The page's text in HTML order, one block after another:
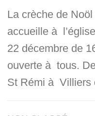
La crèche de
accueille à
22 décembre de
ouverte à tous.
St Rémi à Villiers